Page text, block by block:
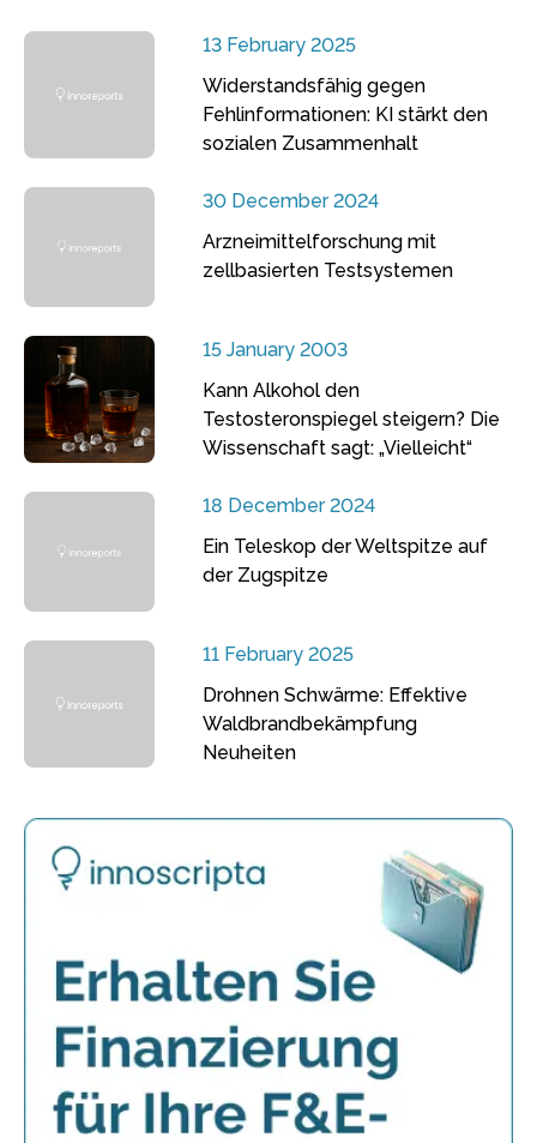
13 February 2025
Widerstandsfähig gegen
Fehlinformationen: KI stärkt den
sozialen Zusammenhalt
30 December 2024
Arzneimittelforschung mit
zellbasierten Testsystemen
15 January 2003
Kann Alkohol den
Testosteronspiegel steigern? Die
Wissenschaft sagt: „Vielleicht“
18 December 2024
Ein Teleskop der Weltspitze auf
der Zugspitze
11 February 2025
Drohnen Schwärme: Effektive
Waldbrandbekämpfung
Neuheiten